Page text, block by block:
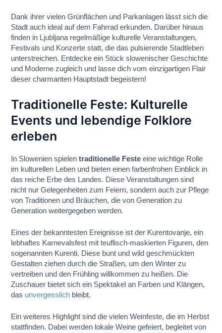
Dank ihrer vielen Grünflächen und Parkanlagen lässt sich die
Stadt auch ideal auf dem Fahrrad erkunden. Darüber hinaus
finden in Ljubljana regelmäßige kulturelle Veranstaltungen,
Festivals und Konzerte statt, die das pulsierende Stadtleben
unterstreichen. Entdecke ein Stück slowenischer Geschichte
und Moderne zugleich und lasse dich vom einzigartigen Flair
dieser charmanten Hauptstadt begeistern!
Traditionelle Feste: Kulturelle
Events und lebendige Folklore
erleben
In Slowenien spielentraditionelle Feste eine wichtige Rolle
im kulturellen Leben und bieten einen farbenfrohen Einblick in
das reiche Erbe des Landes. Diese Veranstaltungen sind
nicht nur Gelegenheiten zum Feiern, sondern auch zur Pflege
von Traditionen und Bräuchen, die von Generation zu
Generation weitergegeben werden.
Eines der bekanntesten Ereignisse ist der Kurentovanje, ein
lebhaftes Karnevalsfest mit teuflisch-maskierten Figuren, den
sogenannten Kurenti. Diese bunt und wild geschmückten
Gestalten ziehen durch die Straßen, um den Winter zu
vertreiben und den Frühling willkommen zu heißen. Die
Zuschauer bietet sich ein Spektakel an Farben und Klängen,
das unvergesslich bleibt.
Ein weiteres Highlight sind die vielen Weinfeste, die im Herbst
stattfinden. Dabei werden lokale Weine gefeiert, begleitet von